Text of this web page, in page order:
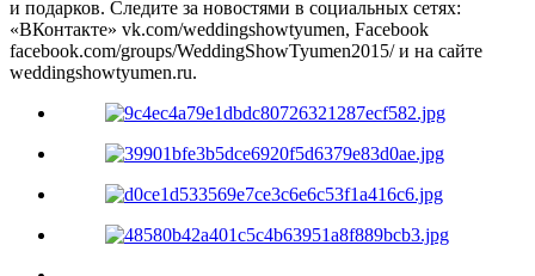
и подарков. Следите за новостями в социальных сетях:
«ВКонтакте» vk.com/weddingshowtyumen, Facebook
facebook.com/groups/WeddingShowTyumen2015/ и на сайте
weddingshowtyumen.ru.